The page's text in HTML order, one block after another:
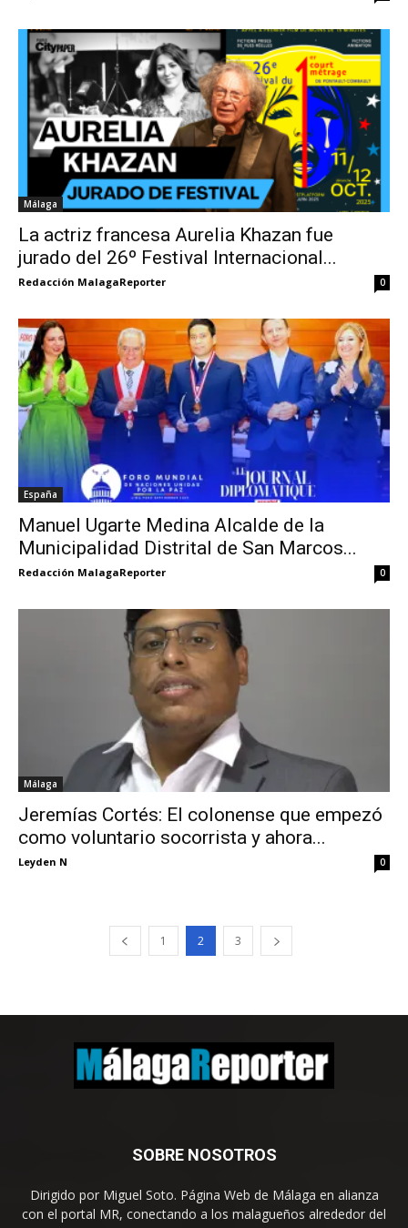
Málaga
La actriz francesa Aurelia Khazan fue
jurado del 26º Festival Internacional...
Redacción MalagaReporter 0
España
Manuel Ugarte Medina Alcalde de la
Municipalidad Distrital de San Marcos...
Redacción MalagaReporter 0
Málaga
Jeremías Cortés: El colonense que empezó
como voluntario socorrista y ahora...
Leyden N 0
1 2 3
SOBRE NOSOTROS
Dirigido por Miguel Soto. Página Web de Málaga en alianza
con el portal MR, conectando a los malagueños alrededor del